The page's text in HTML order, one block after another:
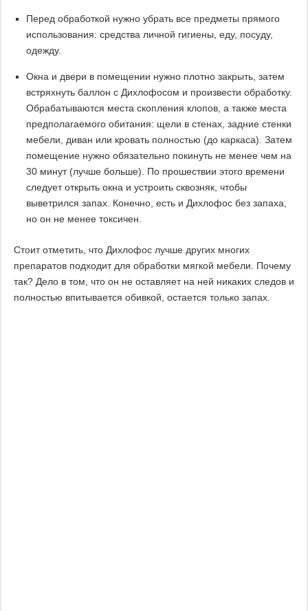
Перед обработкой нужно убрать все предметы прямого
использования: средства личной гигиены, еду, посуду,
одежду.
Окна и двери в помещении нужно плотно закрыть, затем
встряхнуть баллон с Дихлофосом и произвести обработку.
Обрабатываются места скопления клопов, а также места
предполагаемого обитания: щели в стенах, задние стенки
мебели, диван или кровать полностью (до каркаса). Затем
помещение нужно обязательно покинуть не менее чем на
30 минут (лучше больше). По прошествии этого времени
следует открыть окна и устроить сквозняк, чтобы
выветрился запах. Конечно, есть и Дихлофос без запаха,
но он не менее токсичен.
Стоит отметить, что Дихлофос лучше других многих
препаратов подходит для обработки мягкой мебели. Почему
так? Дело в том, что он не оставляет на ней никаких следов и
полностью впитывается обивкой, остается только запах.